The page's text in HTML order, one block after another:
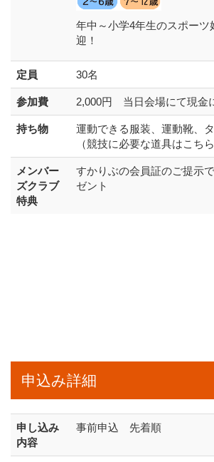
年中～小学4年生のスポーツ
迎！
定員 30名
参加費 2,000円 当日会場にて現金
持ち物
運動できる服装、運動靴、
（競技に必要な道具はこち
メンバー
ズクラブ
特典
すかりぶの会員証のご提示
ゼント
申込み詳細
申し込み
内容
事前申込 先着順